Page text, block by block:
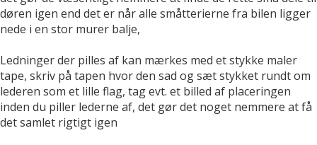
døren igen end det er når alle småtterierne fra bilen ligger
nede i en stor murer balje,
Ledninger der pilles af kan mærkes med et stykke maler
tape, skriv på tapen hvor den sad og sæt stykket rundt om
lederen som et lille flag, tag evt. et billed af placeringen
inden du piller lederne af, det gør det noget nemmere at få
det samlet rigtigt igen